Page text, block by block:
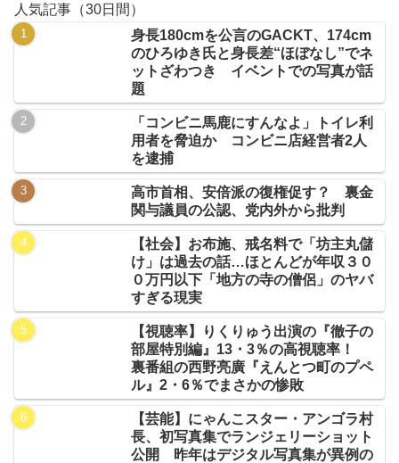
人気記事（30日間）
身長180cmを公言のGACKT、174cm
のひろゆき氏と身長差“ほぼなし”でネ
ットざわつき イベントでの写真が話
題
「コンビニ馬鹿にすんなよ」トイレ利
用者を脅迫か コンビニ店経営者2人
を逮捕
高市首相、安倍派の復権促す？ 裏金
関与議員の公認、党内外から批判
【社会】お布施、戒名料で「坊主丸儲
け」は過去の話…ほとんどが年収３０
０万円以下「地方の寺の僧侶」のヤバ
すぎる現実
【視聴率】りくりゅう出演の『徹子の
部屋特別編』13・3％の高視聴率！
裏番組の西野亮廣『えんとつ町のプペ
ル』2・6％でまさかの惨敗
【芸能】にゃんこスター・アンゴラ村
長、初写真集でランジェリーショット
公開 昨年はデジタル写真集が異例の